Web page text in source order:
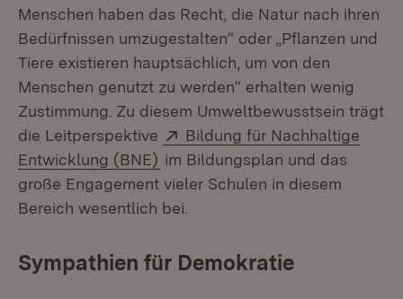
Menschen haben das Recht, die Natur nach ihren
Bedürfnissen umzugestalten“ oder „Pflanzen und
Tiere existieren hauptsächlich, um von den
Menschen genutzt zu werden“ erhalten wenig
Zustimmung. Zu diesem Umweltbewusstsein trägt
die Leitperspektive
Extern:
Bildung für Nachhaltige
Entwicklung (BNE) (Öffnet in neuem Fenster)
im Bildungsplan und das
große Engagement vieler Schulen in diesem
Bereich wesentlich bei.
Sympathien für Demokratie